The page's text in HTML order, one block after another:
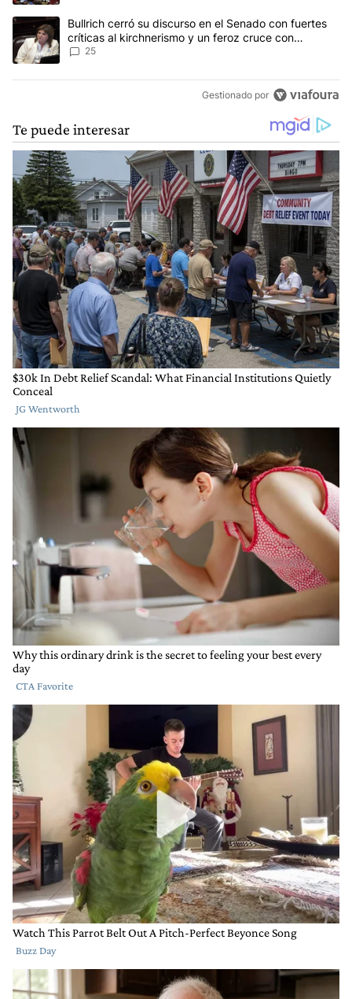
Un artículo de tendencia con el título "Bullrich cerró su discurso
Bullrich cerró su discurso en el Senado con fuertes
críticas al kirchnerismo y un feroz cruce con
Capitanich al que le gritó “¡cállate!”
25
Gestionado por